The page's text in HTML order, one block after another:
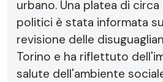
urbano. Una platea di
politici è stata informata
revisione delle
Torino e ha riflettuto
salute dell'ambiente